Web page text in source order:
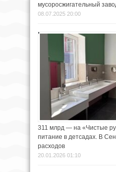
мусоросжигательный
08.07.2025 20:00
311 млрд — на «Чистые
питание в детсадах. В
расходов
20.01.2026 01:10